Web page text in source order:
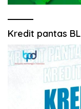
Kredit pantas BL